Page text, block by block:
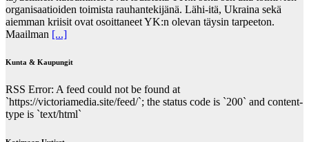
organisaatioiden toimista rauhantekijänä. Lähi-itä, Ukraina sekä
aiemman kriisit ovat osoittaneet YK:n olevan täysin tarpeeton.
Maailman [...]
Kunta & Kaupungit
RSS Error: A feed could not be found at
`https://victoriamedia.site/feed/`; the status code is `200` and content-
type is `text/html`